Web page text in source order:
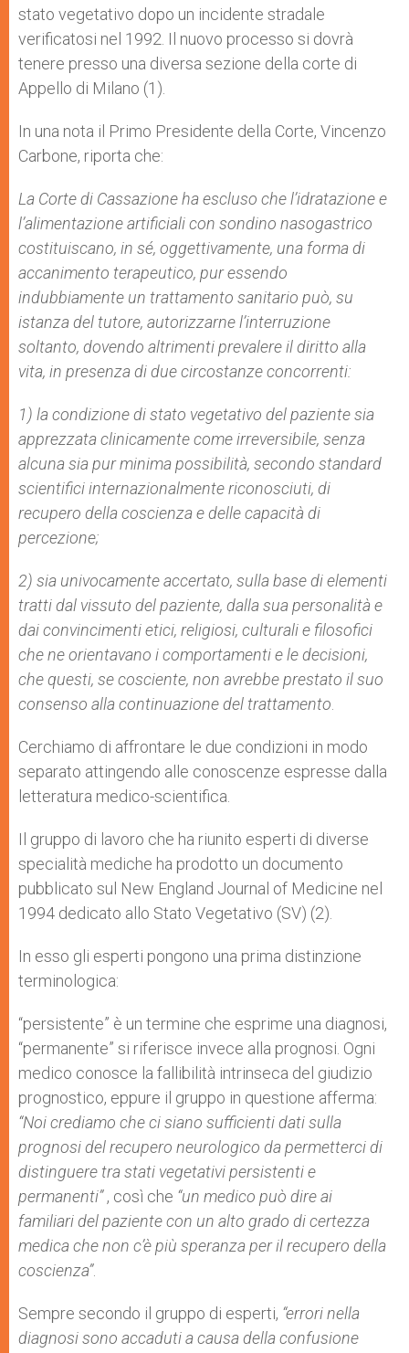
stato vegetativo dopo un incidente stradale
verificatosi nel 1992. Il nuovo processo si dovrà
tenere presso una diversa sezione della corte di
Appello di Milano (1).
In una nota il Primo Presidente della Corte, Vincenzo
Carbone, riporta che:
La Corte di Cassazione ha escluso che l’idratazione e
l’alimentazione artificiali con sondino nasogastrico
costituiscano, in sé, oggettivamente, una forma di
accanimento terapeutico, pur essendo
indubbiamente un trattamento sanitario può, su
istanza del tutore, autorizzarne l’interruzione
soltanto, dovendo altrimenti prevalere il diritto alla
vita, in presenza di due circostanze concorrenti:
1) la condizione di stato vegetativo del paziente sia
apprezzata clinicamente come irreversibile, senza
alcuna sia pur minima possibilità, secondo standard
scientifici internazionalmente riconosciuti, di
recupero della coscienza e delle capacità di
percezione;
2) sia univocamente accertato, sulla base di elementi
tratti dal vissuto del paziente, dalla sua personalità e
dai convincimenti etici, religiosi, culturali e filosofici
che ne orientavano i comportamenti e le decisioni,
che questi, se cosciente, non avrebbe prestato il suo
consenso alla continuazione del trattamento
Cerchiamo di affrontare le due condizioni in modo
separato attingendo alle conoscenze espresse dalla
letteratura medico-scientifica.
Il gruppo di lavoro che ha riunito esperti di diverse
specialità mediche ha prodotto un documento
pubblicato sul New England Journal of Medicine nel
1994 dedicato allo Stato Vegetativo (SV) (2).
In esso gli esperti pongono una prima distinzione
terminologica:
“persistente” è un termine che esprime una diagnosi,
“permanente” si riferisce invece alla prognosi. Ogni
medico conosce la fallibilità intrinseca del giudizio
prognostico, eppure il gruppo in questione afferma:
“Noi crediamo che ci siano sufficienti dati sulla
prognosi del recupero neurologico da permetterci di
distinguere tra stati vegetativi persistenti e
permanenti”, così che “un medico può dire ai
familiari del paziente con un alto grado di certezza
medica che non c’è più speranza per il recupero della
coscienza”.
Sempre secondo il gruppo di esperti, “errori nella
diagnosi sono accaduti a causa della confusione